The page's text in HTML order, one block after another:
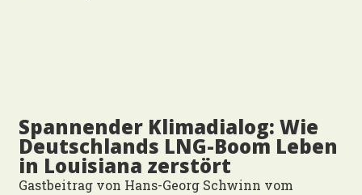
Spannender Klimadialog: Wie
Deutschlands LNG-Boom Leben
in Louisiana zerstört
Gastbeitrag von Hans-Georg Schwinn vom